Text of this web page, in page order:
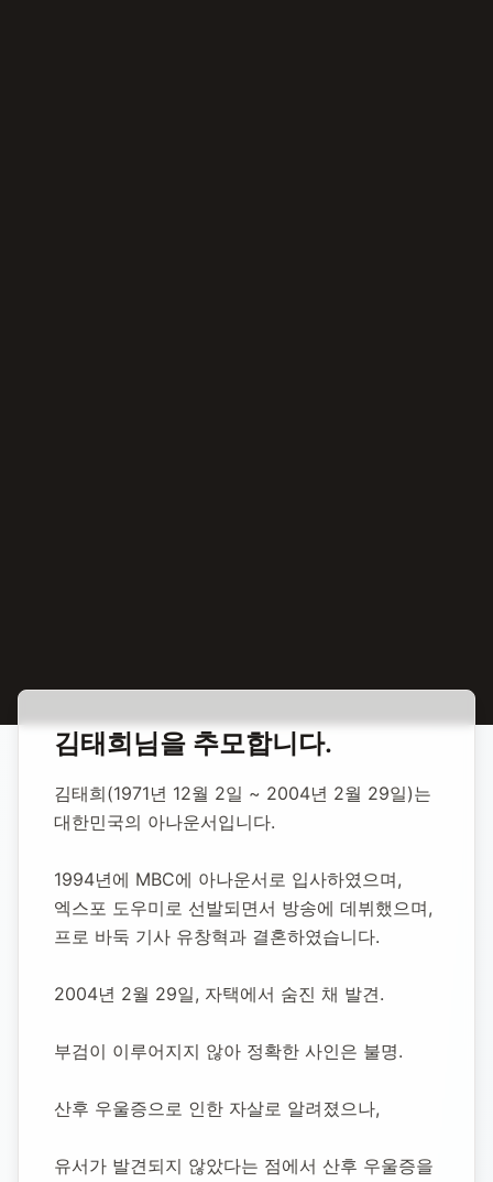
합동 추모 김태희 아나운서
김태희 아나운서
추모소 개설: 2020년 11월 26일
3,960명 방문
김태희님을 추모합니다.
김태희(1971년 12월 2일 ~ 2004년 2월 29일)는
대한민국의 아나운서입니다.
1994년에 MBC에 아나운서로 입사하였으며,
엑스포 도우미로 선발되면서 방송에 데뷔했으며,
프로 바둑 기사 유창혁과 결혼하였습니다.
2004년 2월 29일, 자택에서 숨진 채 발견.
부검이 이루어지지 않아 정확한 사인은 불명.
산후 우울증으로 인한 자살로 알려졌으나,
유서가 발견되지 않았다는 점에서 산후 우울증을